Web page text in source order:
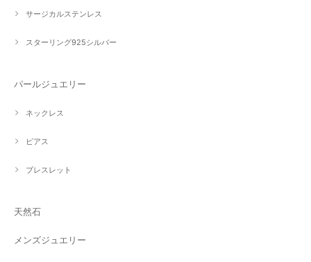
サージカルステンレス
スターリング925シルバー
パールジュエリー
ネックレス
ピアス
ブレスレット
天然石
メンズジュエリー